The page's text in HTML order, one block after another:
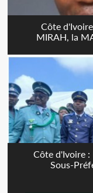
Côte
MIRAH, la
Côte d'Ivoire :
Sous-